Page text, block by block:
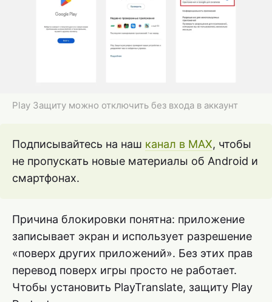
Play Защиту можно отключить без входа в аккаунт
Подписывайтесь на наш канал в MAX, чтобы
не пропускать новые материалы об Android и
смартфонах.
Причина блокировки понятна: приложение
записывает экран и использует разрешение
«поверх других приложений». Без этих прав
перевод поверх игры просто не работает.
Чтобы установить PlayTranslate, защиту Play